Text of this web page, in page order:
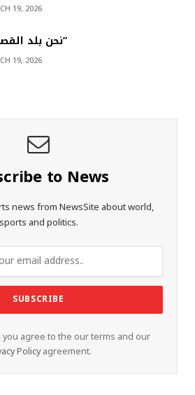
19, 2026
“نحن بلد القصص”
19, 2026
to News
news from NewsSite about world,
sports and politics.
you agree to the our terms and our
Policyagreement.